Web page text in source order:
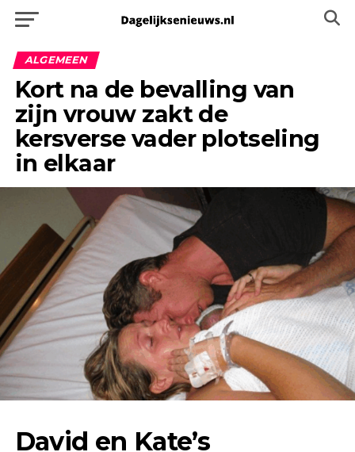
ALGEMEEN
Kort na de bevalling van
zijn vrouw zakt de
kersverse vader plotseling
in elkaar
David en Kate’s